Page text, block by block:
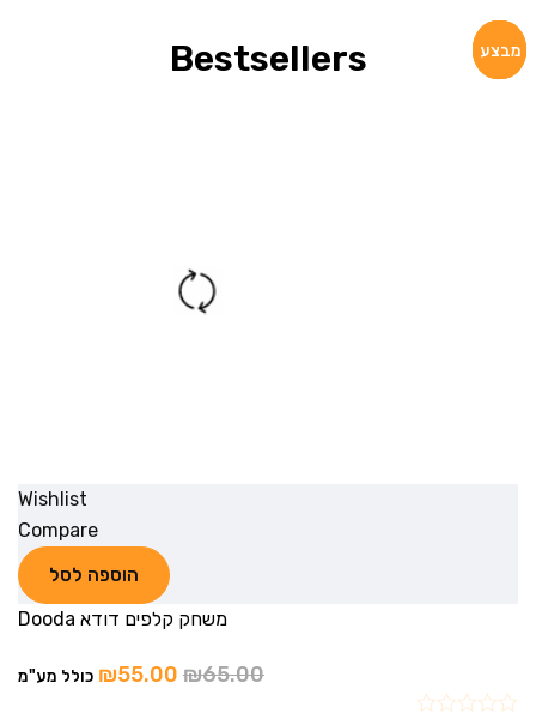
Bestsellers מבצע
Wishlist
Compare
הוספה לסל
משחק קלפים דודא Dooda
₪65.00
₪55.00 כולל מע"מ
מבצע
מבצע